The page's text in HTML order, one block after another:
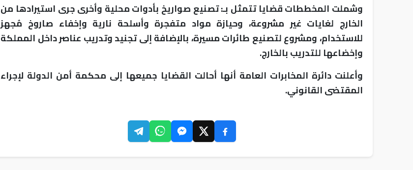
وشملت المخططات قضايا تتمثل بـ: تصنيع صواريخ بأدوات محلية وأخرى جرى استيرادها من
الخارج لغايات غير مشروعة، وحيازة مواد متفجرة وأسلحة نارية وإخفاء صاروخ مُجهز
للاستخدام، ومشروع لتصنيع طائرات مسيرة، بالإضافة إلى تجنيد وتدريب عناصر داخل المملكة
وإخضاعها للتدريب بالخارج.
وأعلنت دائرة المخابرات العامة أنها أحالت القضايا جميعها إلى محكمة أمن الدولة لإجراء
المقتضى القانوني.